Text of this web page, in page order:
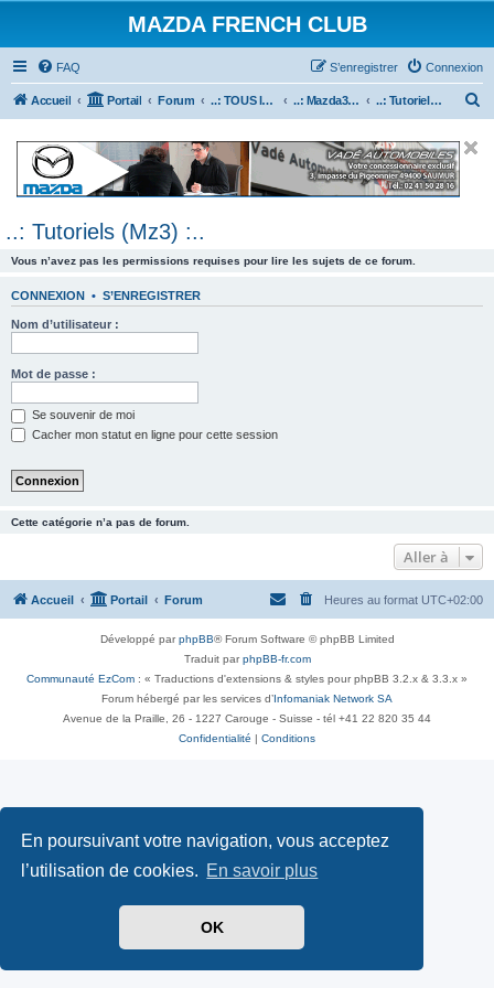
En poursuivant votre navigation, vous acceptez
l’utilisation de cookies. En savoir plus
OK
MAZDA FRENCH CLUB
FAQ Connexion
S’enregistrer
Accueil Portail Forum ..: TOUS les Véhicules MAZDA :.. ..: Mazda3 :.. ..: Tutoriels (Mz3) :..
e
..: Tutoriels (Mz3) :..
Vous n’avez pas les permissions requises pour lire les sujets de ce forum.
CONNEXION • S’ENREGISTRER
Nom d’utilisateur :
Mot de passe :
Se souvenir de moi
Cacher mon statut en ligne pour cette session
Cette catégorie n’a pas de forum.
Aller à
Accueil Portail Forum Heures au format UTC+02:00
Développé parphpBB® Forum Software © phpBB Limited
Traduit parphpBB-fr.com
Communauté EzCom : « Traductions d'extensions & styles pour phpBB 3.2.x & 3.3.x »
Forum hébergé par les services d’ Infomaniak Network SA
Avenue de la Praille, 26 - 1227 Carouge - Suisse - tél +41 22 820 35 44
Confidentialité
Conditions